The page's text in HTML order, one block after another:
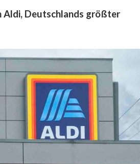
Aldi, Deutschlands größter